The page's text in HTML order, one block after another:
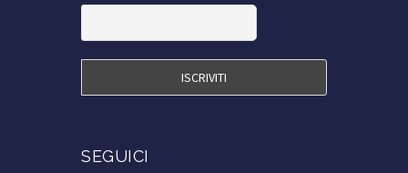
Blog Calvizie
SEGUICI